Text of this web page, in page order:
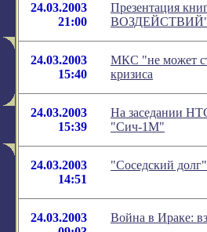
24.03.2003
21:00
Презентация
24.03.2003
15:40
МКС "не может
кризиса
24.03.2003
15:39
На заседании
"Сич-1М"
24.03.2003
14:51
"Соседский
24.03.2003
Война в Ираке: